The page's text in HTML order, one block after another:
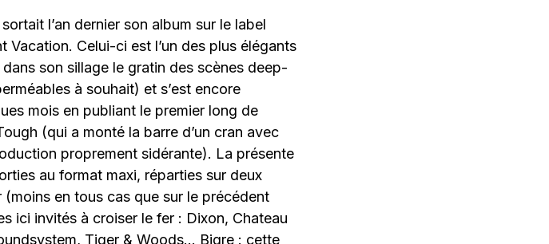
l’an dernier son album sur le label
Vacation. Celui-ci est l’un des plus élégants
son sillage le gratin des scènes deep-
à souhait) et s’est encore
mois en publiant le premier long de
(qui a monté la barre d’un cran avec
proprement sidérante). La présente
au format maxi, réparties sur deux
en tous cas que sur le précédent
ici invités à croiser le fer : Dixon, Chateau
Tiger & Woods… Bigre : cette